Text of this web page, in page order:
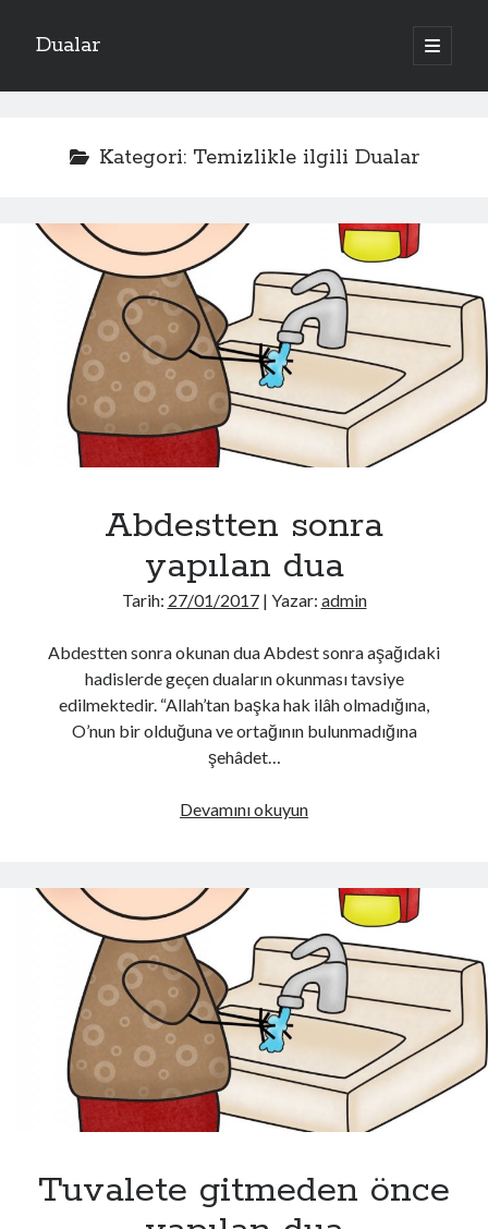
Dualar
ana
menüyü
Kategori: Temizlikle ilgili Dualar
Abdestten sonra
yapılan dua
Tarih: 27/01/2017| Yazar: admin
Abdestten sonra okunan dua Abdest sonra aşağıdaki
hadislerde geçen duaların okunması tavsiye
edilmektedir. “Allah’tan başka hak ilâh olmadığına,
O’nun bir olduğuna ve ortağının bulunmadığına
şehâdet…
Devamını okuyunAbdestten
Tuvalete gitmeden önce